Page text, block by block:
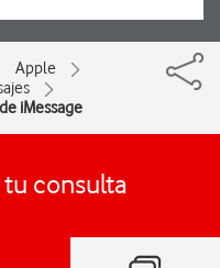
Apple
iMessage
consulta